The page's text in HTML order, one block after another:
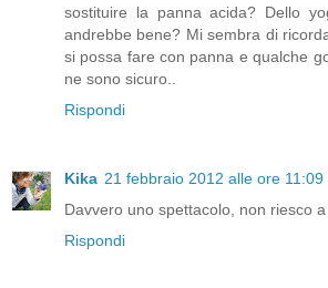
sostituire la panna acida? Dello
andrebbe bene? Mi sembra di
si possa fare con panna e qualche
ne sono sicuro..
Rispondi
Kika 21 febbraio 2012 alle ore 11:09
Davvero uno spettacolo, non riesco
Rispondi